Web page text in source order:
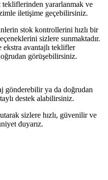
yararlanmak ve
iletişime geçebilirsiniz.
stok kontrollerini hızlı bir
sizlere sunmaktadır.
ekstra avantajlı teklifler
görüşebilirsiniz.
gönderebilir ya da doğrudan
destek alabilirsiniz.
sizlere hızlı, güvenilir ve
duyarız.